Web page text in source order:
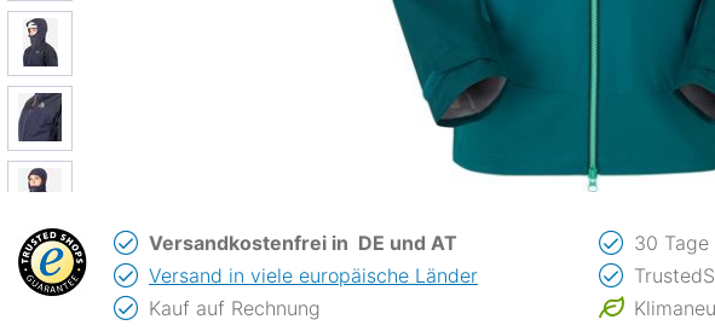
Versandkostenfrei in DE und AT
Versand in viele europäische Länder
Kauf auf Rechnung
30 Tage